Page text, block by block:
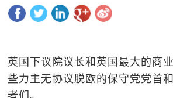
英国下议院议长和英国最大的商
些力主无协议脱欧的保守党党首
者们。